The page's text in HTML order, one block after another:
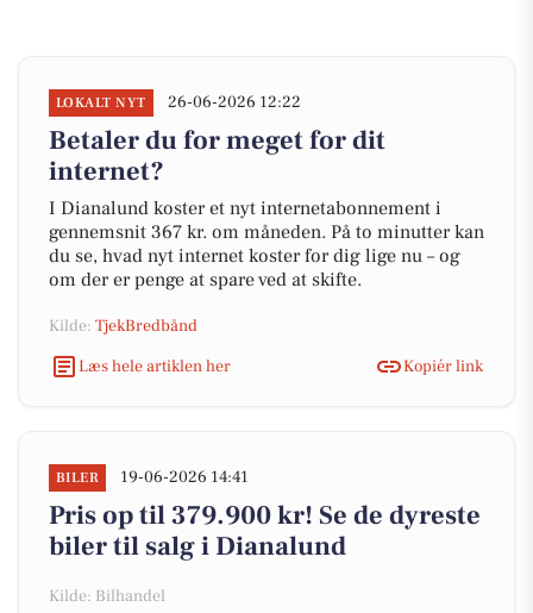
LOKALT NYT 26-06-2026 12:22
Betaler du for meget for dit
internet?
I Dianalund koster et nyt internetabonnement i
gennemsnit 367 kr. om måneden. På to minutter kan
du se, hvad nyt internet koster for dig lige nu – og
om der er penge at spare ved at skifte.
Kilde: TjekBredbånd
Læs hele artiklen her
Kopiér link
BILER 19-06-2026 14:41
Pris op til 379.900 kr! Se de dyreste
biler til salg i Dianalund
Kilde: Bilhandel